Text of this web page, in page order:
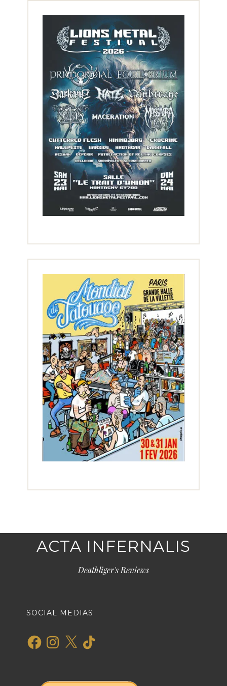
ACTA INFERNALIS
Deathliger's Reviews
SOCIAL MEDIAS
FacebookInstagram
X TikTok